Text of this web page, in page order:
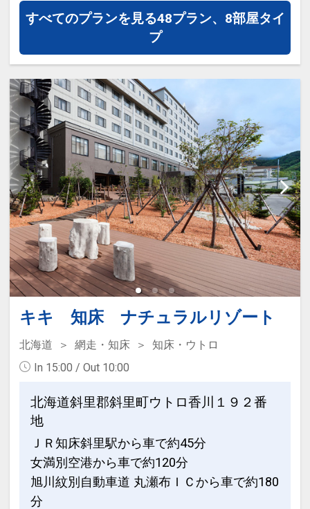
設定期間：2026年4月1日～2027年3月
31日
インターネットコース番号：DP-1-
17313749
一であることが割引適用の条件となりま
天然翡翠大浴場
世界的にも類まれな天然翡翠を浴場の７
割に敷き詰めてます。
また、世界自然遺産・知床「ウトロ温
泉」は、ナトリウムや塩化物を多く含む
無色透明の湯で、心と体をやさしく癒す
とともに
湯冷めしにくく、肌がしっとりする「美
人の湯」として知られています。
そしてパノラマ大浴場から一望できる世
界遺産知床の絶景！最高の癒しをご堪能
ください♪
設定期間：2026年4月1日～2027年3月
31日
インターネットコース番号：DP-1-
17312807
すべてのプランを見る48プラン、8部屋タイ
プ
キキ 知床 ナチュラルリゾート
北海道 網走・知床
知床・ウトロ
In 15:00 / Out 10:00
北海道斜里郡斜里町ウトロ香川１９２番
地
ＪＲ知床斜里駅から車で約45分
女満別空港から車で約120分
旭川紋別自動車道 丸瀬布ＩＣから車で約180
分